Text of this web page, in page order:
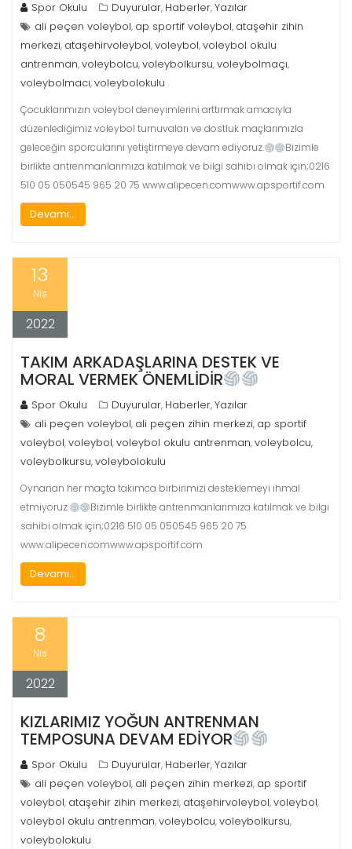
Spor Okulu Duyurular, Haberler,Yazılar
ali peçen voleybol, ap sportif voleybol, ataşehir zihin
merkezi, ataşehirvoleybol,voleybol,voleybol okulu
antrenman,voleybolcu,voleybolkursu,voleybolmaçı,
voleybolmacı,voleybolokulu
Çocuklarımızın voleybol deneyimlerini arttırmak amacıyla
düzenlediğimiz voleybol turnuvaları ve dostluk maçlarımızla
geleceğin sporcularını yetiştirmeye devam ediyoruz.
Bizimle
birlikte antrenmanlarımıza katılmak ve bilgi sahibi olmak için;0216
510 05 050545 965 20 75 www.alipecen.comwww.apsportif.com
Devamı...
13
Nis
2022
TAKIM ARKADAŞLARINA DESTEK VE
MORAL VERMEK ÖNEMLİDİR
Spor Okulu Duyurular, Haberler,Yazılar
ali peçen voleybol, ali peçen zihin merkezi, ap sportif
voleybol,voleybol,voleybol okulu antrenman,voleybolcu,
voleybolkursu,voleybolokulu
Oynanan her maçta takımca birbirimizi desteklemeyi ihmal
etmiyoruz.
Bizimle birlikte antrenmanlarımıza katılmak ve bilgi
sahibi olmak için;0216 510 05 050545 965 20 75
www.alipecen.comwww.apsportif.com
Devamı...
8
Nis
2022
KIZLARIMIZ YOĞUN ANTRENMAN
TEMPOSUNA DEVAM EDİYOR
Spor Okulu Duyurular, Haberler,Yazılar
ali peçen voleybol, ali peçen zihin merkezi, ap sportif
voleybol, ataşehir zihin merkezi, ataşehirvoleybol,voleybol,
voleybol okulu antrenman,voleybolcu,voleybolkursu,
voleybolokulu